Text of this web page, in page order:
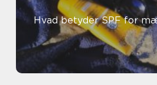
Hvad betyder SPF for